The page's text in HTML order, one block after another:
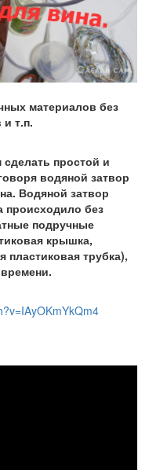
материалов без
и т.п.
простой и
водяной затвор
Водяной затвор
происходило без
подручные
крышка,
пластиковая трубка),